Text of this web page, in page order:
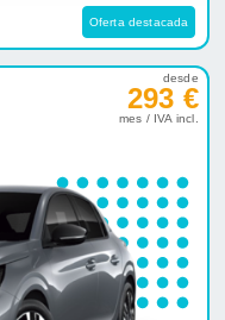
Oferta destacada
desde
293 €
mes / IVA incl.